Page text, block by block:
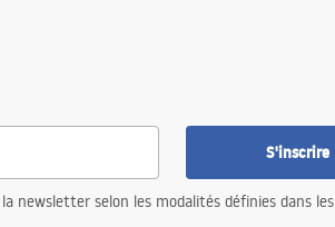
S'inscrire
newsletter selon les modalités définies dans les